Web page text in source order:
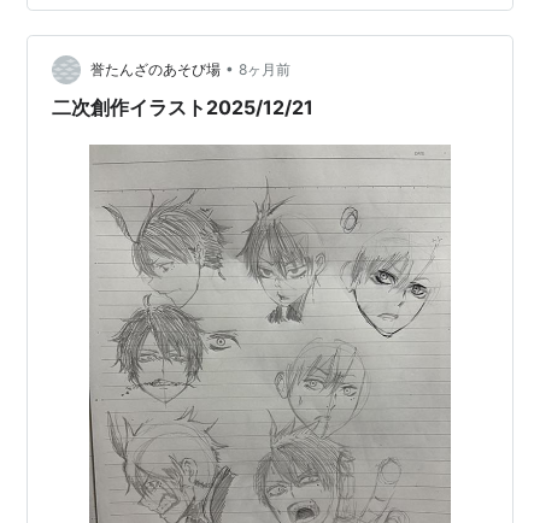
とても切ない気持ちに。神門もその瞬間を見てびっくり
して今までの暴走した鬼にもちゃんと意識があったんじ
ゃないかと頑なだった考えを変えて四季を救おうとし
た。間に真澄さんも入ったけど、神門の技を待つ間に相
誉たんざのあそび場 • 8ヶ月前
二次創作イラスト2025/12/21